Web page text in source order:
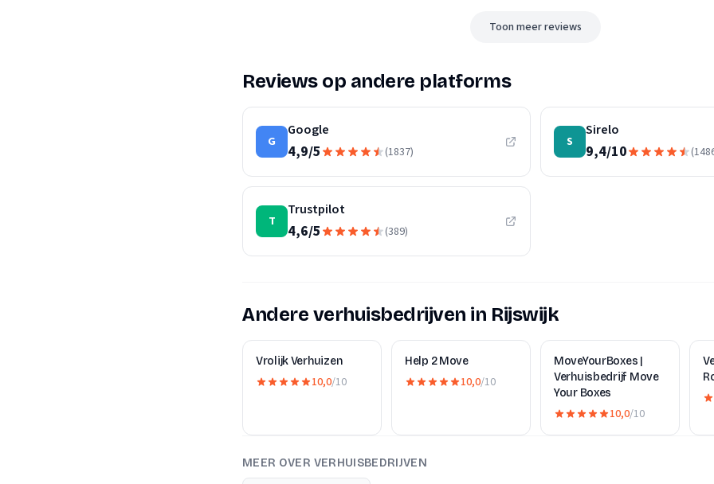
Toon meer reviews
Reviews op andere platforms
G
Google
4,9/5 (1837)
S
Sirelo
9,4/10 (
T
Trustpilot
4,6/5 (389)
Andere verhuisbedrijven in Rijswijk
Vrolijk Verhuizen
10,0/10
Help 2 Move
10,0/10
MoveYourBoxes |
Verhuisbedrijf Move
Your Boxes
10,0/10
MEER OVER VERHUISBEDRIJVEN